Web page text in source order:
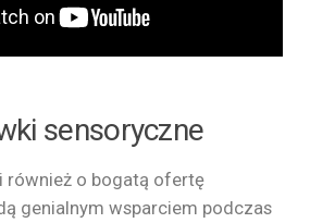
sensoryczne
również o bogatą ofertę
genialnym wsparciem podczas